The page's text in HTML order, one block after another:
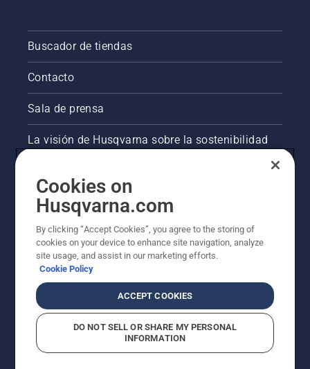
Buscador de tiendas
Contacto
Sala de prensa
La visión de Husqvarna sobre la sostenibilidad
Otros sitios de Husqvarna
© Husqvarna AB (publ). Todos los derechos
Cookies on
Husqvarna.com
By clicking “Accept Cookies”, you agree to the storing of
cookies on your device to enhance site navigation, analyze
site usage, and assist in our marketing efforts.
Cookie Policy
ACCEPT COOKIES
DO NOT SELL OR SHARE MY PERSONAL
INFORMATION